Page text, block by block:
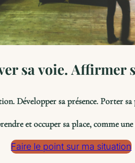
sa voie. Affirmer
Développer sa présence. Porter sa
et occuper sa place, comme une
Faire le point sur ma situation